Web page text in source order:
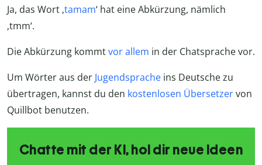
Ja, das Wort ‚tamam‘ hat eine Abkürzung, nämlich
‚tmm‘.
Die Abkürzung kommtvor allem in der Chatsprache vor.
Um Wörter aus der Jugendsprache ins Deutsche zu
übertragen, kannst du den kostenlosen Übersetzervon
Quillbot benutzen.
Chatte mit der KI, hol dir neue Ideen